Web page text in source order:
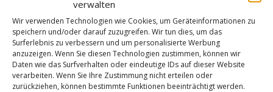
verwalten
Wir verwenden Technologien wie Cookies, um Geräteinformationen zu
speichern und/oder darauf zuzugreifen. Wir tun dies, um das
Surferlebnis zu verbessern und um personalisierte Werbung
anzuzeigen. Wenn Sie diesen Technologien zustimmen, können wir
Daten wie das Surfverhalten oder eindeutige IDs auf dieser Website
verarbeiten. Wenn Sie Ihre Zustimmung nicht erteilen oder
zurückziehen, können bestimmte Funktionen beeinträchtigt werden.